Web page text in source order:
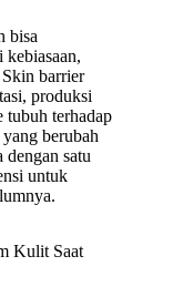
bisa
barrier
produksi
tubuh terhadap
berubah
dengan satu
untuk
Kulit Saat